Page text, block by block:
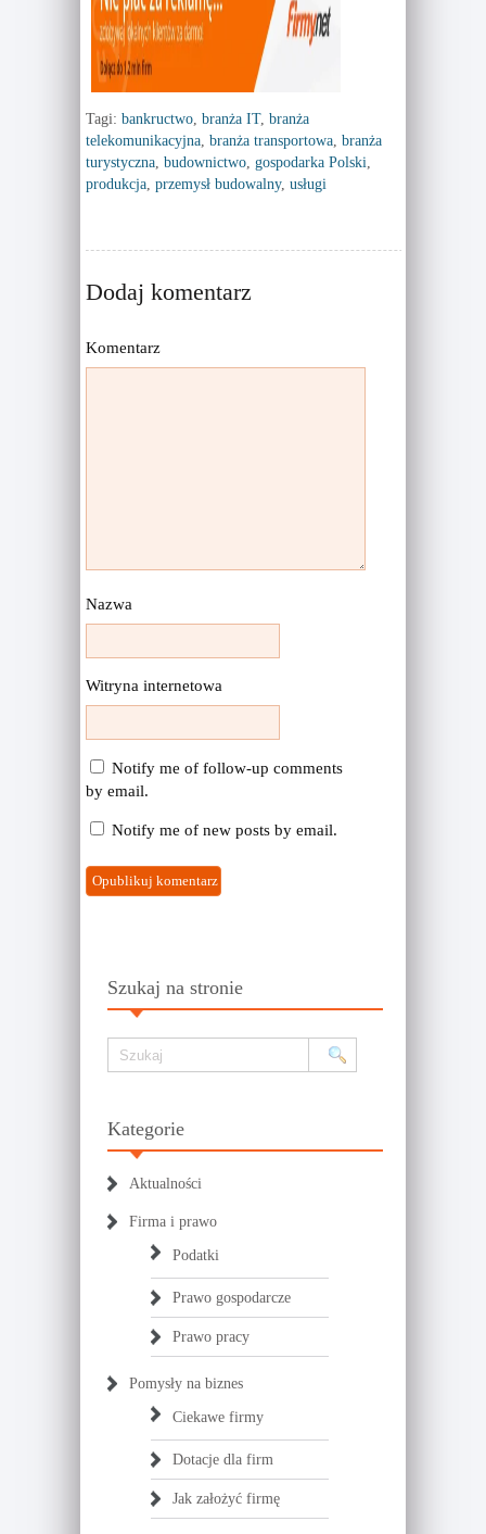
n
d
o
w
)
i
d
o
Tagi: bankructwo, branża IT, branża
telekomunikacyjna, branża transportowa, branża
turystyczna, budownictwo, gospodarka Polski,
produkcja, przemysł budowalny, usługi
Dodaj komentarz
Komentarz
Nazwa
Witryna internetowa
Notify me of follow-up comments
by email.
Notify me of new posts by email.
Szukaj na stronie
Kategorie
Aktualności
Firma i prawo
Podatki
Prawo gospodarcze
Prawo pracy
Pomysły na biznes
Ciekawe firmy
Dotacje dla firm
Jak założyć firmę